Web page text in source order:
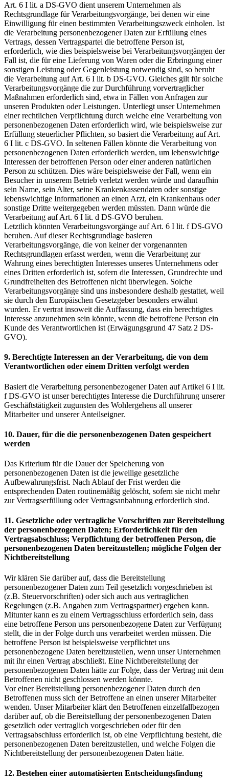
Art. 6 I lit. a DS-GVO dient unserem Unternehmen als
Rechtsgrundlage für Verarbeitungsvorgänge, bei denen wir eine
Einwilligung für einen bestimmten Verarbeitungszweck einholen. Ist
die Verarbeitung personenbezogener Daten zur Erfüllung eines
Vertrags, dessen Vertragspartei die betroffene Person ist,
erforderlich, wie dies beispielsweise bei Verarbeitungsvorgängen der
Fall ist, die für eine Lieferung von Waren oder die Erbringung einer
sonstigen Leistung oder Gegenleistung notwendig sind, so beruht
die Verarbeitung auf Art. 6 I lit. b DS-GVO. Gleiches gilt für solche
Verarbeitungsvorgänge die zur Durchführung vorvertraglicher
Maßnahmen erforderlich sind, etwa in Fällen von Anfragen zur
unseren Produkten oder Leistungen. Unterliegt unser Unternehmen
einer rechtlichen Verpflichtung durch welche eine Verarbeitung von
personenbezogenen Daten erforderlich wird, wie beispielsweise zur
Erfüllung steuerlicher Pflichten, so basiert die Verarbeitung auf Art.
6 I lit. c DS-GVO. In seltenen Fällen könnte die Verarbeitung von
personenbezogenen Daten erforderlich werden, um lebenswichtige
Interessen der betroffenen Person oder einer anderen natürlichen
Person zu schützen. Dies wäre beispielsweise der Fall, wenn ein
Besucher in unserem Betrieb verletzt werden würde und daraufhin
sein Name, sein Alter, seine Krankenkassendaten oder sonstige
lebenswichtige Informationen an einen Arzt, ein Krankenhaus oder
sonstige Dritte weitergegeben werden müssten. Dann würde die
Verarbeitung auf Art. 6 I lit. d DS-GVO beruhen.
Letztlich könnten Verarbeitungsvorgänge auf Art. 6 I lit. f DS-GVO
beruhen. Auf dieser Rechtsgrundlage basieren
Verarbeitungsvorgänge, die von keiner der vorgenannten
Rechtsgrundlagen erfasst werden, wenn die Verarbeitung zur
Wahrung eines berechtigten Interesses unseres Unternehmens oder
eines Dritten erforderlich ist, sofern die Interessen, Grundrechte und
Grundfreiheiten des Betroffenen nicht überwiegen. Solche
Verarbeitungsvorgänge sind uns insbesondere deshalb gestattet, weil
sie durch den Europäischen Gesetzgeber besonders erwähnt
wurden. Er vertrat insoweit die Auffassung, dass ein berechtigtes
Interesse anzunehmen sein könnte, wenn die betroffene Person ein
Kunde des Verantwortlichen ist (Erwägungsgrund 47 Satz 2 DS-
GVO).
9. Berechtigte Interessen an der Verarbeitung, die von dem
Verantwortlichen oder einem Dritten verfolgt werden
Basiert die Verarbeitung personenbezogener Daten auf Artikel 6 I lit.
f DS-GVO ist unser berechtigtes Interesse die Durchführung unserer
Geschäftstätigkeit zugunsten des Wohlergehens all unserer
Mitarbeiter und unserer Anteilseigner.
10. Dauer, für die die personenbezogenen Daten gespeichert
werden
Das Kriterium für die Dauer der Speicherung von
personenbezogenen Daten ist die jeweilige gesetzliche
Aufbewahrungsfrist. Nach Ablauf der Frist werden die
entsprechenden Daten routinemäßig gelöscht, sofern sie nicht mehr
zur Vertragserfüllung oder Vertragsanbahnung erforderlich sind.
11. Gesetzliche oder vertragliche Vorschriften zur Bereitstellung
der personenbezogenen Daten; Erforderlichkeit für den
Vertragsabschluss; Verpflichtung der betroffenen Person, die
personenbezogenen Daten bereitzustellen; mögliche Folgen der
Nichtbereitstellung
Wir klären Sie darüber auf, dass die Bereitstellung
personenbezogener Daten zum Teil gesetzlich vorgeschrieben ist
(z.B. Steuervorschriften) oder sich auch aus vertraglichen
Regelungen (z.B. Angaben zum Vertragspartner) ergeben kann.
Mitunter kann es zu einem Vertragsschluss erforderlich sein, dass
eine betroffene Person uns personenbezogene Daten zur Verfügung
stellt, die in der Folge durch uns verarbeitet werden müssen. Die
betroffene Person ist beispielsweise verpflichtet uns
personenbezogene Daten bereitzustellen, wenn unser Unternehmen
mit ihr einen Vertrag abschließt. Eine Nichtbereitstellung der
personenbezogenen Daten hätte zur Folge, dass der Vertrag mit dem
Betroffenen nicht geschlossen werden könnte.
Vor einer Bereitstellung personenbezogener Daten durch den
Betroffenen muss sich der Betroffene an einen unserer Mitarbeiter
wenden. Unser Mitarbeiter klärt den Betroffenen einzelfallbezogen
darüber auf, ob die Bereitstellung der personenbezogenen Daten
gesetzlich oder vertraglich vorgeschrieben oder für den
Vertragsabschluss erforderlich ist, ob eine Verpflichtung besteht, die
personenbezogenen Daten bereitzustellen, und welche Folgen die
Nichtbereitstellung der personenbezogenen Daten hätte.
12. Bestehen einer automatisierten Entscheidungsfindung